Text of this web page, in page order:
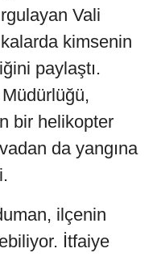
Vali
kimsenin
paylaştı.
bir helikopter
da yangına
ilçenin
İtfaiye